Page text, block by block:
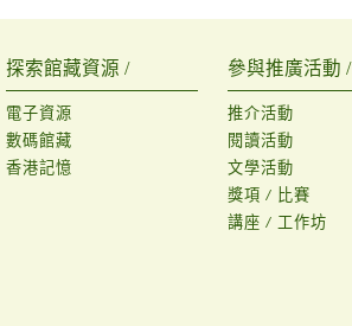
探索館藏資源 /
電子資源
數碼館藏
香港記憶
參與推廣活動 /
推介活動
閱讀活動
文學活動
獎項 / 比賽
講座 / 工作坊